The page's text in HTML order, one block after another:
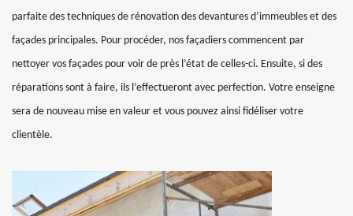
parfaite des techniques de rénovation des devantures d’immeubles et des
façades principales. Pour procéder, nos façadiers commencent par
nettoyer vos façades pour voir de près l’état de celles-ci. Ensuite, si des
réparations sont à faire, ils l’effectueront avec perfection. Votre enseigne
sera de nouveau mise en valeur et vous pouvez ainsi fidéliser votre
clientèle.